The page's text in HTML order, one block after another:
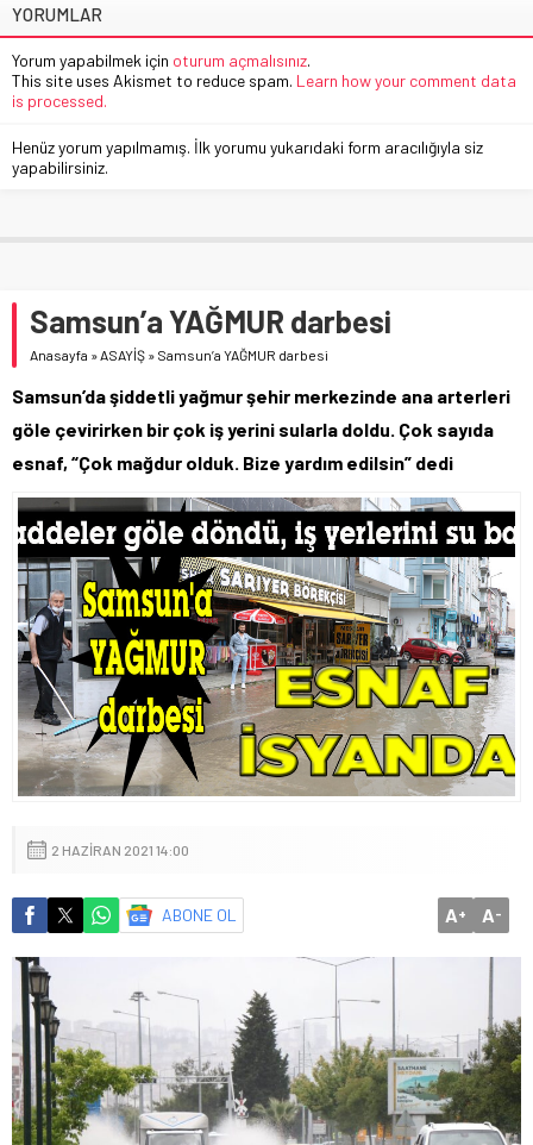
YORUMLAR
Yorum yapabilmek için oturum açmalısınız.
This site uses Akismet to reduce spam. Learn how your comment data
is processed.
Henüz yorum yapılmamış. İlk yorumu yukarıdaki form aracılığıyla siz
yapabilirsiniz.
Samsun’a YAĞMUR darbesi
Anasayfa »ASAYİŞ » Samsun’a YAĞMUR darbesi
Samsun’da şiddetli yağmur şehir merkezinde ana arterleri
göle çevirirken bir çok iş yerini sularla doldu. Çok sayıda
esnaf, “Çok mağdur olduk. Bize yardım edilsin” dedi
2 HAZIRAN 2021 14:00
ABONE OL A+ A-